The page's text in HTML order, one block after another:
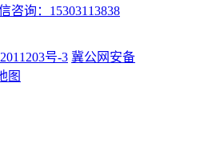
咨询：15303113838
号-3 冀公网安备
图